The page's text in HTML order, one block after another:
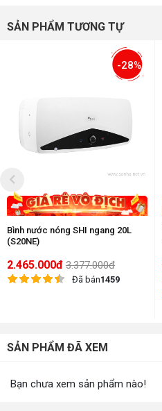
SẢN PHẨM TƯƠNG TỰ
-28%
Bình nước nóng SHI ngang 20L
(S20NE)
2.465.000đ 3.377.000đ
Đã bán1459
SẢN PHẨM ĐÃ XEM
Bạn chưa xem sản phẩm nào!